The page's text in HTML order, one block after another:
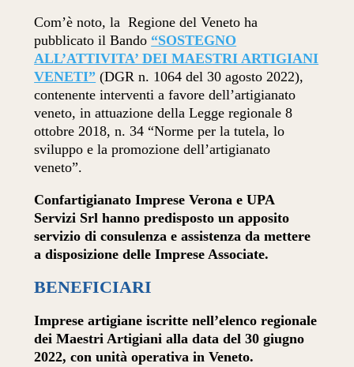
Com’è noto, la Regione del Veneto ha
pubblicato il Bando “SOSTEGNO
ALL’ATTIVITA’ DEI MAESTRI ARTIGIANI
VENETI” (DGR n. 1064 del 30 agosto 2022),
contenente interventi a favore dell’artigianato
veneto, in attuazione della Legge regionale 8
ottobre 2018, n. 34 “Norme per la tutela, lo
sviluppo e la promozione dell’artigianato
veneto”.
Confartigianato Imprese Verona e UPA
Servizi Srl hanno predisposto un apposito
servizio di consulenza e assistenza da mettere
a disposizione delle Imprese Associate.
BENEFICIARI
Imprese artigiane iscritte nell’elenco regionale
dei Maestri Artigiani alla data del 30 giugno
2022, con unità operativa in Veneto.